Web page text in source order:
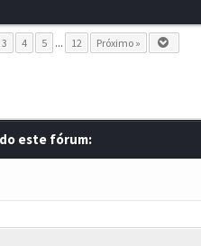
3 4 5 ... 12 Próximo »
este fórum: